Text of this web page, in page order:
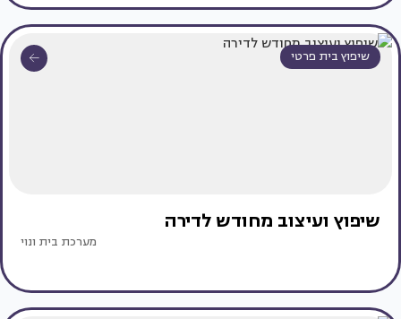
שיפוץ בית פרטי
שיפוץ ועיצוב מחודש לדירה
מערכת בית ונוי